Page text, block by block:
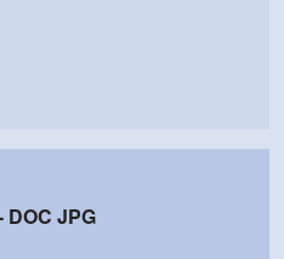
DOC JPG